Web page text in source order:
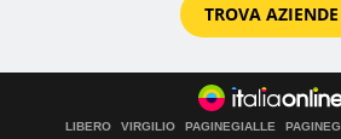
TROVA AZIENDE
LIBERO VIRGILIO PAGINEGIALLE